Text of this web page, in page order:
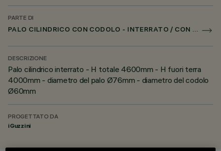
PARTE DI
PALO CILINDRICO CON CODOLO - INTERRATO / CON PIASTRA
DESCRIZIONE
Palo cilindrico interrato - H totale 4600mm - H fuori terra
4000mm - diametro del palo Ø76mm - diametro del codolo
Ø60mm
PROGETTATO DA
iGuzzini